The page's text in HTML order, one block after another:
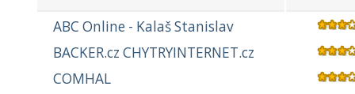
ABC Online - Kalaš Stanislav
BACKER.cz CHYTRYINTERNET.cz
COMHAL